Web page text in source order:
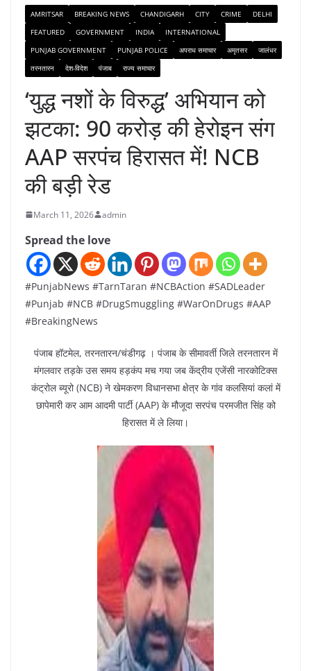
AMRITSAR BREAKING NEWS CHANDIGARH CITY CRIME
DELHI
FEATURED
GOVERNMENT INDIA
INTERNATIONAL
PUNJAB GOVERNMENT
PUNJAB POLICE अपराध समाचार अमृतसर
जालंधर
तरनतारन
देश-विदेश पंजाब राज्य समाचार
‘युद्ध नशों के विरुद्ध’ अभियान को
झटका: 90 करोड़ की हेरोइन संग
AAP सरपंच हिरासत में! NCB
की बड़ी रेड
March 11, 2026 admin
Spread the love
#PunjabNews #TarnTaran #NCBAction #SADLeader
#Punjab #NCB #DrugSmuggling #WarOnDrugs #AAP
#BreakingNews
पंजाब हॉटमेल, तरनतारन/चंडीगढ़ । पंजाब के सीमावर्ती जिले तरनतारन में
मंगलवार तड़के उस समय हड़कंप मच गया जब केंद्रीय एजेंसी नारकोटिक्स
कंट्रोल ब्यूरो (NCB) ने खेमकरण विधानसभा क्षेत्र के गांव कलसियां कलां में
छापेमारी कर आम आदमी पार्टी (AAP) के मौजूदा सरपंच परमजीत सिंह को
हिरासत में ले लिया।